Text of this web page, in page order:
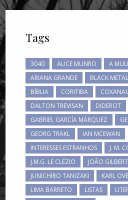
Tags
3040 ALICE MUNRO
A
ARIANA GRANDE
BLACK METAL
BÍBLIA
CORITIBA
DALTON TREVISAN
DIDEROT
GABRIEL GARCÍA MÁRQUEZ
GEORG TRAKL
IAN MCEWAN
INTERESSES ESTRANHOS
J. M.
J.M.G. LE CLÉZIO
JOÃO
JUNICHIRO TANIZAKI
KARL
LIMA BARRETO
LISTAS